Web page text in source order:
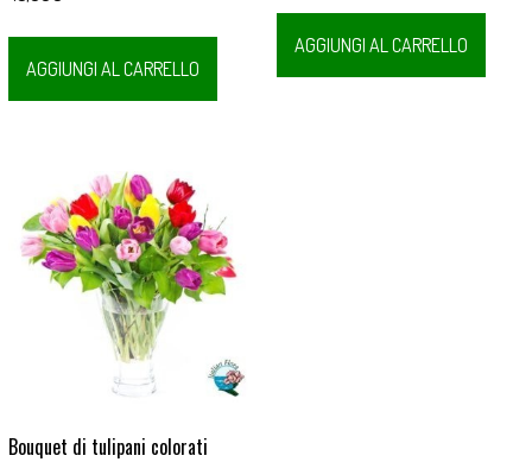
AGGIUNGI AL CARRELLO
era:
49,00€.
è:
45,00€.
AGGIUNGI AL CARRELLO
Bouquet di tulipani colorati